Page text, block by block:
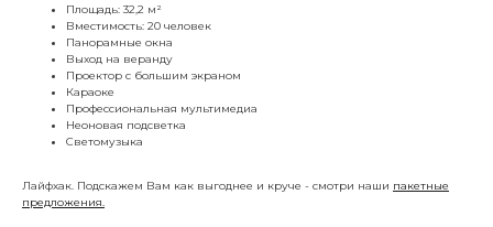
Площадь: 32,2 м²
Вместимость: 20 человек
Панорамные окна
Выход на веранду
Проектор с большим экраном
Караоке
Профессиональная мультимедиа
Неоновая подсветка
Светомузыка
Лайфхак. Подскажем Вам как выгоднее и круче - смотри наши пакетные
предложения.